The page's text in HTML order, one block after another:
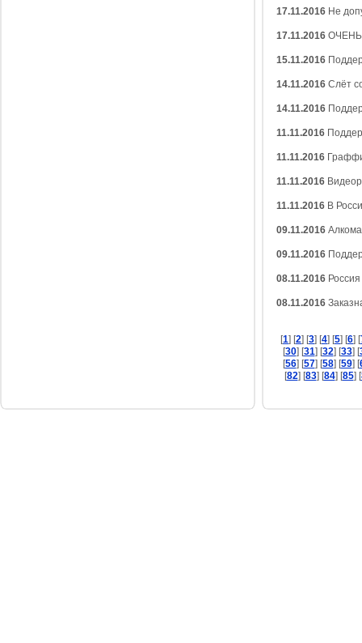
17.11.2016 Не
17.11.2016 ОЧЕНЬ
15.11.2016
14.11.2016 Слёт
14.11.2016
11.11.2016
11.11.2016
11.11.2016
11.11.2016 В
09.11.2016
09.11.2016
08.11.2016
08.11.2016
[1] [2] [3] [4] [5] [6] [
[30] [31] [32] [33] [
[56] [57] [58] [59] [
[82] [83] [84] [85] [